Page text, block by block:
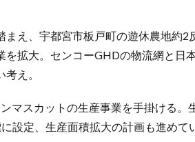
え、宇都宮市板戸町の遊休農地約2
を拡大。センコーGHDの物流網と日
え。
マスカットの生産事業を手掛ける。
設定、生産面積拡大の計画も進めて